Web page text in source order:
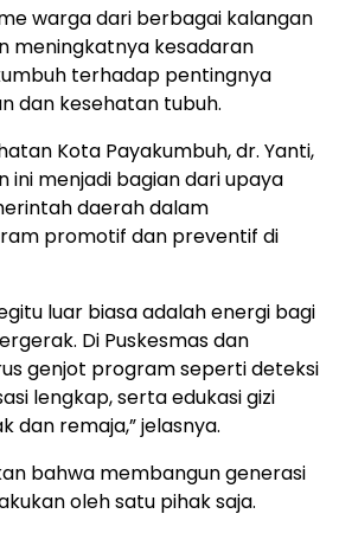
warga dari berbagai kalangan
meningkatnya kesadaran
terhadap pentingnya
dan kesehatan tubuh.
Kota Payakumbuh, dr. Yanti,
ini menjadi bagian dari upaya
daerah dalam
promotif dan preventif di
luar biasa adalah energi bagi
Di Puskesmas dan
genjot program seperti deteksi
lengkap, serta edukasi gizi
dan remaja,” jelasnya.
bahwa membangun generasi
oleh satu pihak saja.